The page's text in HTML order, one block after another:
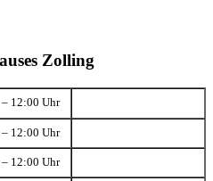
Zolling
12:00 Uhr
12:00 Uhr
12:00 Uhr